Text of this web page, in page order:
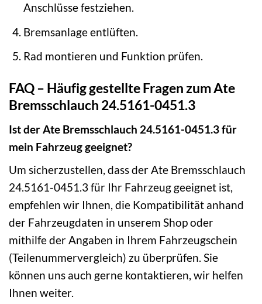
Anschlüsse festziehen.
Bremsanlage entlüften.
Rad montieren und Funktion prüfen.
FAQ – Häufig gestellte Fragen zum Ate
Bremsschlauch 24.5161-0451.3
Ist der Ate Bremsschlauch 24.5161-0451.3 für
mein Fahrzeug geeignet?
Um sicherzustellen, dass der Ate Bremsschlauch
24.5161-0451.3 für Ihr Fahrzeug geeignet ist,
empfehlen wir Ihnen, die Kompatibilität anhand
der Fahrzeugdaten in unserem Shop oder
mithilfe der Angaben in Ihrem Fahrzeugschein
(Teilenummervergleich) zu überprüfen. Sie
können uns auch gerne kontaktieren, wir helfen
Ihnen weiter.